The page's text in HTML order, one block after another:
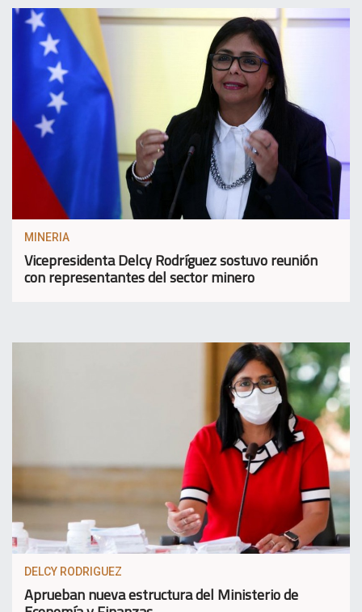
MINERIA
Vicepresidenta Delcy Rodríguez sostuvo reunión
con representantes del sector minero
DELCY RODRIGUEZ
Aprueban nueva estructura del Ministerio de